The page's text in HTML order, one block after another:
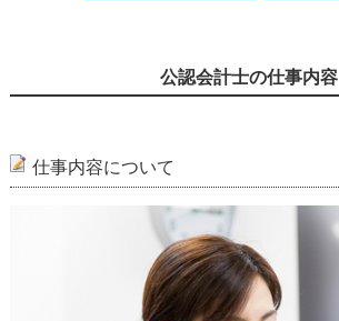
公認会計士の仕事内容
仕事内容について